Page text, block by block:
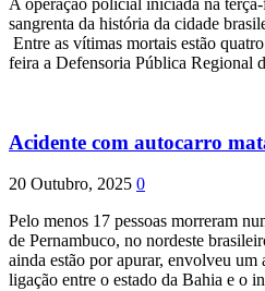
A operação policial iniciada na
sangrenta da história da cidade
Entre as vítimas mortais estão
feira a Defensoria Pública Regional
Acidente com autocarro
20 Outubro, 2025 0
Pelo menos 17 pessoas morreram
de Pernambuco, no nordeste
ainda estão por apurar, envolveu um
ligação entre o estado da Bahia e o